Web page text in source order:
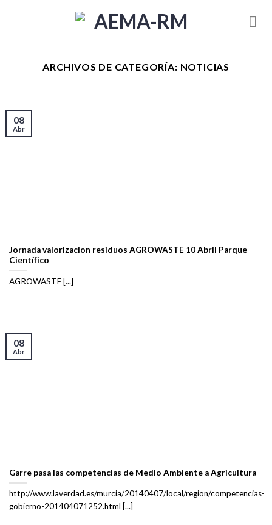
ARCHIVOS DE CATEGORÍA: NOTICIAS
Jornada valorizacion residuos AGROWASTE 10 Abril Parque
Científico
AGROWASTE [...]
08
Abr
Garre pasa las competencias de Medio Ambiente a Agricultura
http://www.laverdad.es/murcia/20140407/local/region/competencias-
gobierno-201404071252.html [...]
08
Abr